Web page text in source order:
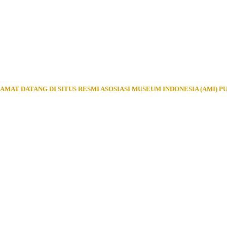
DATANG DI SITUS RESMI ASOSIASI MUSEUM INDONESIA (AMI)